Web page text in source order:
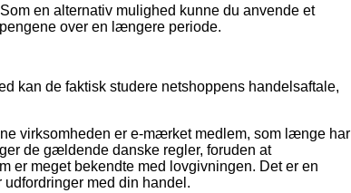
en alternativ mulighed kunne du anvende et
over en længere periode.
kan de faktisk studere netshoppens handelsaftale,
virksomheden er e-mærket medlem, som længe har
de gældende danske regler, foruden at
er meget bekendte med lovgivningen. Det er en
med din handel.